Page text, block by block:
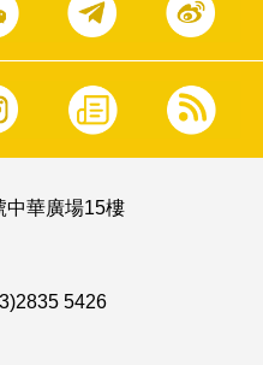
中華廣場15樓
5426